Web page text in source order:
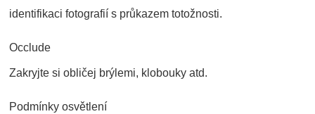
identifikaci fotografií s průkazem totožnosti.
Occlude
Zakryjte si obličej brýlemi, klobouky atd.
Podmínky osvětlení